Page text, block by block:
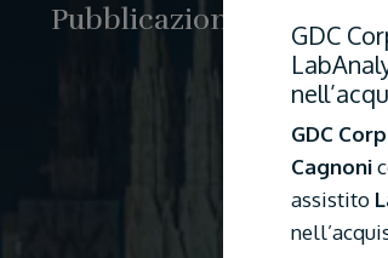
Pubblicazioni
GDC
GDC
Cagnoni
assistito